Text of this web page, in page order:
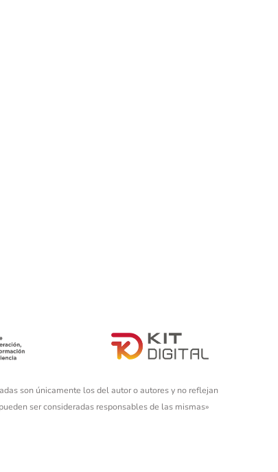
son únicamente los del autor o autores y no reflejan
ser consideradas responsables de las mismas»